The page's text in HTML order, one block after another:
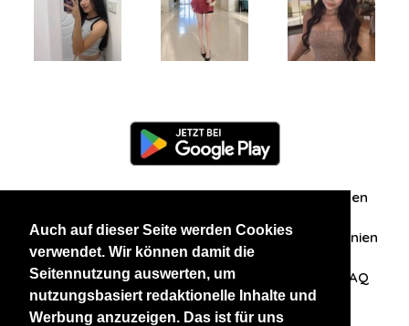
Auch auf dieser Seite werden Cookies
verwendet. Wir können damit die
Seitennutzung auswerten, um
nutzungsbasiert redaktionelle Inhalte und
Werbung anzuzeigen. Das ist für uns
Zuschriften/Erfahrungen
Datenschutzerklärung AGB Datenschutzrichtlinien
Nehmen Sie Kontakt mit uns auf FAQ